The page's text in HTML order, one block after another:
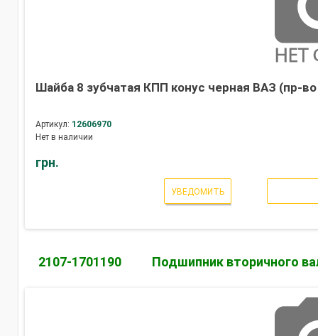
Шайба 8 зубчатая КПП конус черная ВАЗ (пр-
Артикул: 12606970
Нет в наличии
грн.
УВЕДОМИТЬ
2107-1701190 Подшипник вторичного